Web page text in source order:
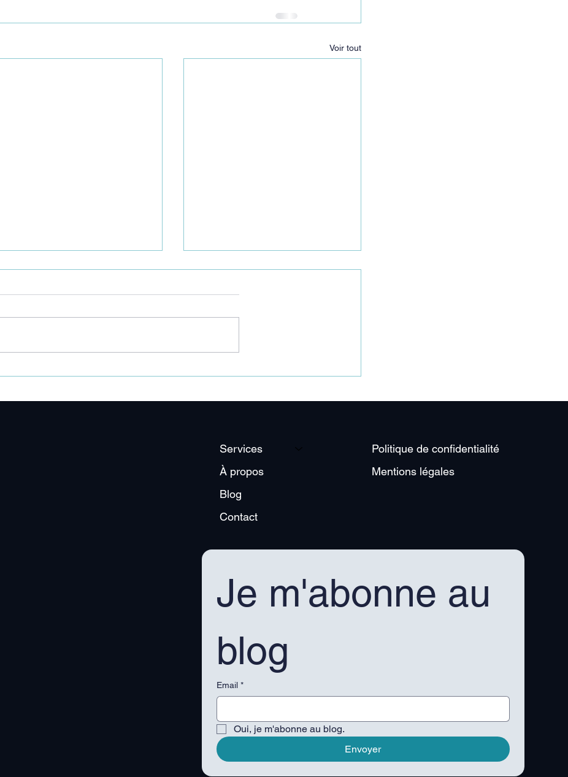
Voir tout
Services
À propos
Blog
Contact
Politique de confidentialité
Mentions légales
Je m'abonne au
blog
Email *
Oui, je m'abonne au blog.
Envoyer